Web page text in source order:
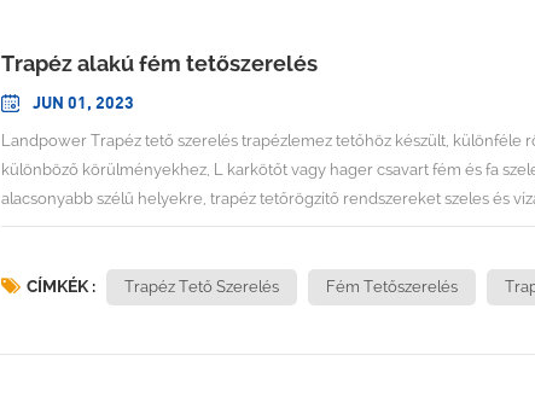
Trapéz alakú fém tetőszerelés
JUN 01, 2023
Landpower Trapéz tető szerelés trapézlemez tetőhöz készült, különféle
különböző körülményekhez, L karkötőt vagy hager csavart fém és fa
alacsonyabb szélű helyekre, trapéz tetőrögzítő rendszereket szeles és
tervezünk napelem tájolás, szélterhelés/hóterhelés, tetőviszonyok stb.
alakú fémlemezDőlésszög: a tetővel egyenértékű (10-60 fok)Épület
CÍMKÉK : Trapéz Tető Szerelés Fém Tetőszerelés